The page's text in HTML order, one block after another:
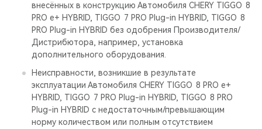
внесённых в конструкцию Автомобиля CHERY TIGGO 8
PRO е+ HYBRID, TIGGO 7 PRO Plug-in HYBRID, TIGGO 8
PRO Plug-in HYBRID без одобрения Производителя/
Дистрибютора, например, установка
дополнительного оборудования.
Неисправности, возникшие в результате
эксплуатации Автомобиля CHERY TIGGO 8 PRO е+
HYBRID, TIGGO 7 PRO Plug-in HYBRID, TIGGO 8 PRO
Plug-in HYBRID с недостаточным/превышающим
норму количеством или полным отсутствием